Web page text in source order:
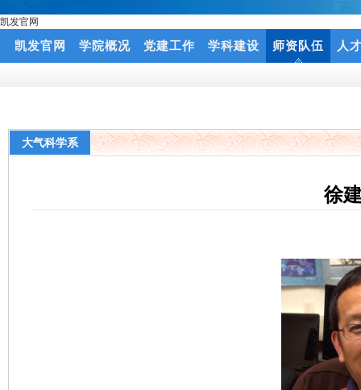
凯发官网
凯发官网 学院概况 党建工作 学科建设 师资队伍 人
大气科学系
徐